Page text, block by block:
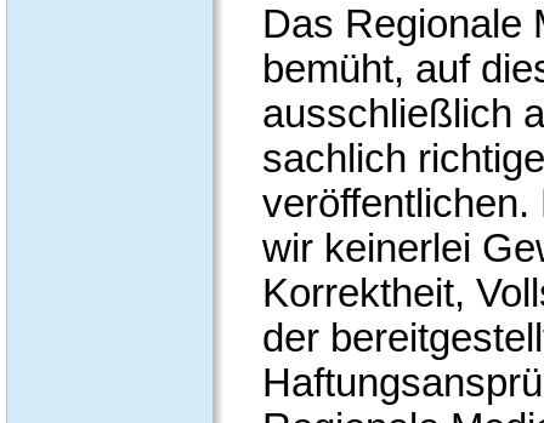
Das Regionale
bemüht, auf
ausschließlich
sachlich
wir keinerlei
Korrektheit,
der